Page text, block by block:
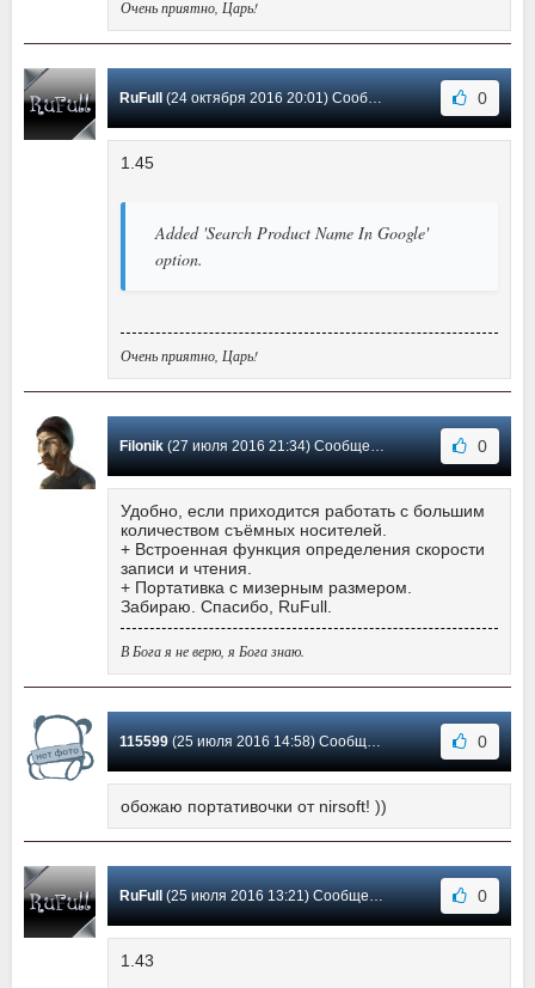
Очень приятно, Царь!
RuFull (24 октября 2016 20:01) Сообщение #13 0
1.45
Added 'Search Product Name In Google'
option.
Очень приятно, Царь!
Filonik(27 июля 2016 21:34) Сообщение #12 0
Удобно, если приходится работать с большим
количеством съёмных носителей.
+ Встроенная функция определения скорости
записи и чтения.
+ Портативка с мизерным размером.
Забираю. Спасибо, RuFull.
В Бога я не верю, я Бога знаю.
115599(25 июля 2016 14:58) Сообщение #11 0
обожаю портативочки от nirsoft! ))
RuFull (25 июля 2016 13:21) Сообщение #10 0
1.43